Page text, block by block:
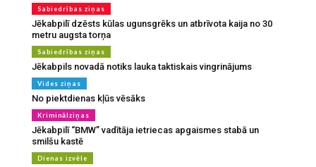
Sabiedrības ziņas
Jēkabpilī dzēsts kūlas ugunsgrēks un atbrīvota kaija no 30
metru augsta torņa
Sabiedrības ziņas
Jēkabpils novadā notiks lauka taktiskais vingrinājums
Vides ziņas
No piektdienas kļūs vēsāks
Kriminālziņas
Jēkabpilī “BMW” vadītāja ietriecas apgaismes stabā un
smilšu kastē
Dienas izvēle